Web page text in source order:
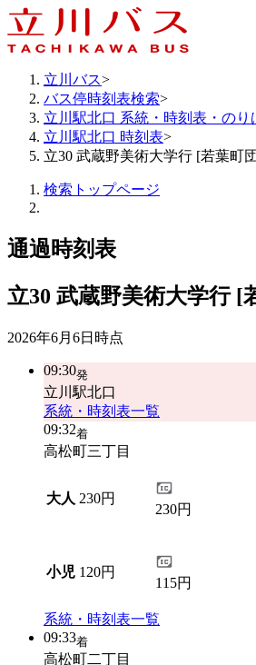
立川バス>
バス停時刻表検索>
立川駅北口 系統・時刻表・のり
立川駅北口 時刻表>
立30 武蔵野美術大学行 [若葉町
検索トップページ
通過時刻表
立30 武蔵野美術大学行 [
2026年6月6日 時点
09:30発
立川駅北口
系統・時刻表一覧
09:32着
高松町三丁目
大人 230円
230円
小児 120円
115円
系統・時刻表一覧
09:33着
高松町二丁目